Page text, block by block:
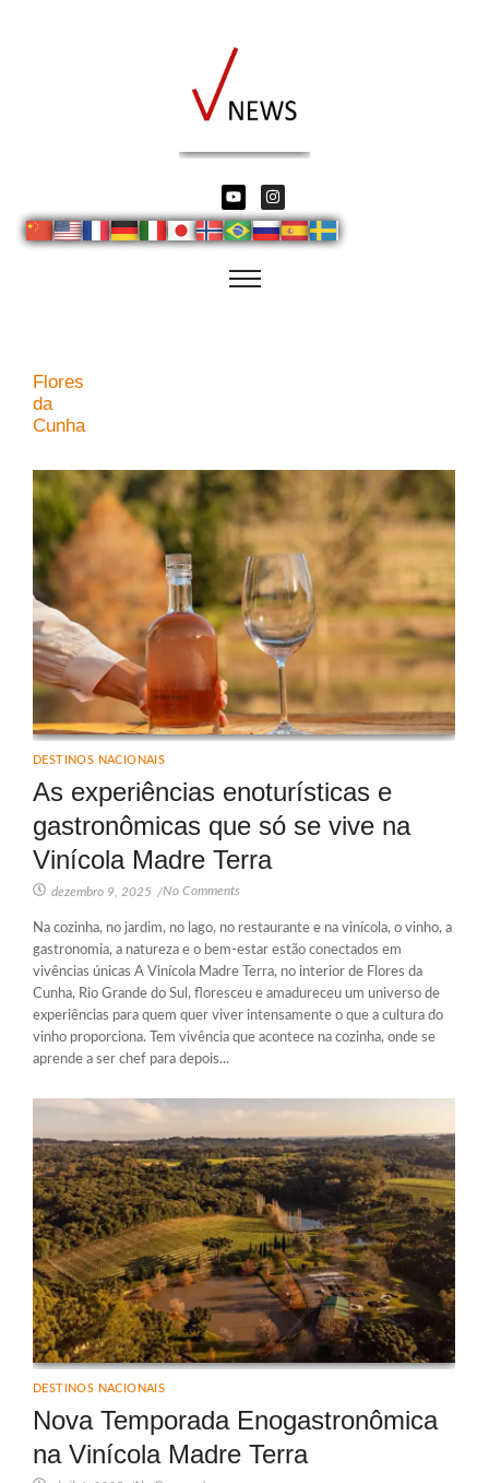
Flores
da
Cunha
DESTINOS NACIONAIS
As experiências enoturísticas e
gastronômicas que só se vive na
Vinícola Madre Terra
dezembro 9, 2025 /No Comments
Na cozinha, no jardim, no lago, no restaurante e na vinícola, o vinho, a
gastronomia, a natureza e o bem-estar estão conectados em
vivências únicas A Vinícola Madre Terra, no interior de Flores da
Cunha, Rio Grande do Sul, floresceu e amadureceu um universo de
experiências para quem quer viver intensamente o que a cultura do
vinho proporciona. Tem vivência que acontece na cozinha, onde se
aprende a ser chef para depois...
DESTINOS NACIONAIS
Nova Temporada Enogastronômica
na Vinícola Madre Terra